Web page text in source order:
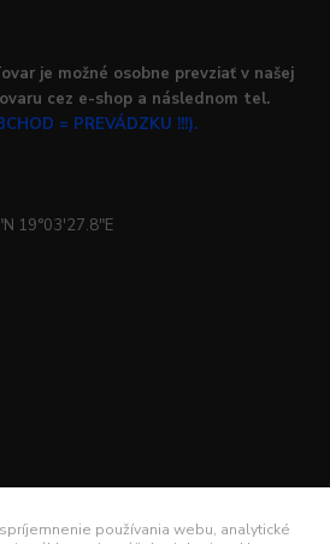
je možné osobne prevziať v našej
cez e-shop a následnom tel.
= PREVÁDZKU !!!).
19°03'27.8"E
používania webu, analytické